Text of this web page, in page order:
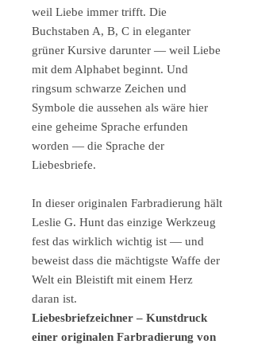
weil Liebe immer trifft. Die
Buchstaben A, B, C in eleganter
grüner Kursive darunter — weil Liebe
mit dem Alphabet beginnt. Und
ringsum schwarze Zeichen und
Symbole die aussehen als wäre hier
eine geheime Sprache erfunden
worden — die Sprache der
Liebesbriefe.
In dieser originalen Farbradierung hält
Leslie G. Hunt das einzige Werkzeug
fest das wirklich wichtig ist — und
beweist dass die mächtigste Waffe der
Welt ein Bleistift mit einem Herz
daran ist.
Liebesbriefzeichner – Kunstdruck
einer originalen Farbradierung von